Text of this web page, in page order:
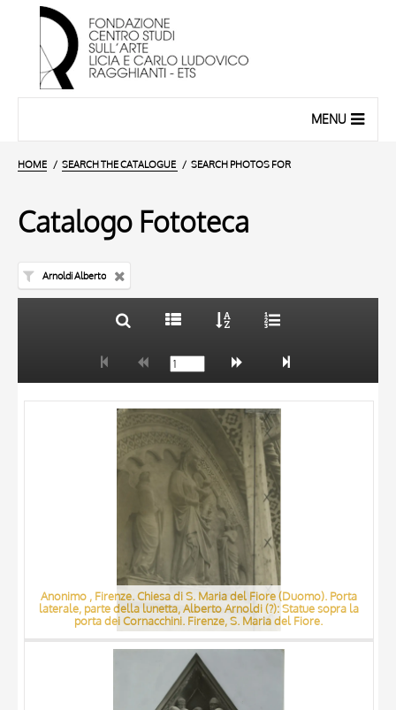
MENU
HOME SEARCH THE CATALOGUE SEARCH PHOTOS FOR
Catalogo Fototeca
Arnoldi Alberto
AUTHOR
MATERIAL AND TECHNIQUE
DATE
Anonimo , Firenze. Chiesa di S. Maria del Fiore (Duomo). Porta
laterale, parte della lunetta, Alberto Arnoldi (?): Statue sopra la
porta dei Cornacchini. Firenze, S. Maria del Fiore.